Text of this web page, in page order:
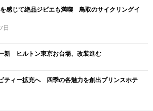
感じて絶品ジビエも満喫 鳥取のサイクリングイ
日
新 ヒルトン東京お台場、改装進む
ティー拡充へ 四季の各魅力を創出プリンスホテ